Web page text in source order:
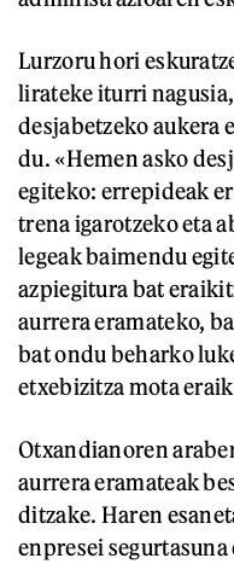
Lurzoru hori
lirateke iturri
desjabetzeko aukera
du. «Hemen asko
egiteko: errepideak
trena igarotzeko eta
legeak baimendu
azpiegitura bat
aurrera eramateko,
bat ondu beharko
etxebizitza mota
Otxandianoren
aurrera eramateak
ditzake. Haren
enpresei